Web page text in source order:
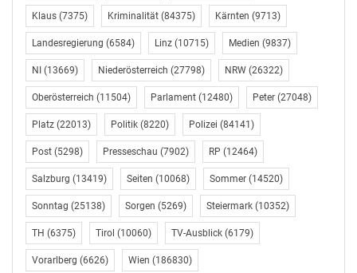
Entscheidung im
Conference-League-
Viertelfinale: OSC Lille –
Aston Villa live im ORF
April 16, 2024
In "Kultur"
Sevilla am Donnerstag
live bei Sky
Unterföhring (ots) - -
Wolff-Christoph Fuss
kommentiert,
Moderator Sebastian
Hellmann meldet sich
ab 20.30 Uhr aus dem
Studio - Exklusiv für Sky
Q Kunden wird die
Begegnung auf Sky
Sport UHD auch live in
Ultra HD übertragen -
Neben dem
Abonnement des Sky
Sport Pakets können
September 22, 2020
In "Allgemein"
ORF SPORT + mit dem
Eishockey-Champions-
Klaus (7375) Kriminalität (84375) Kärnten (9713)
Landesregierung (6584) Linz (10715) Medien (9837)
NI (13669) Niederösterreich (27798) NRW (26322)
Oberösterreich (11504) Parlament (12480) Peter (27048)
Platz (22013) Politik (8220) Polizei (84141)
Post (5298) Presseschau (7902) RP (12464)
Salzburg (13419) Seiten (10068) Sommer (14520)
Sonntag (25138) Sorgen (5269) Steiermark (10352)
TH (6375) Tirol (10060) TV-Ausblick (6179)
Vorarlberg (6626) Wien (186830)